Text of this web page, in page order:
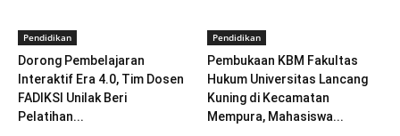
Pendidikan
Dorong Pembelajaran
Interaktif Era 4.0, Tim Dosen
FADIKSI Unilak Beri
Pelatihan...
Pendidikan
Pembukaan KBM Fakultas
Hukum Universitas Lancang
Kuning di Kecamatan
Mempura, Mahasiswa...